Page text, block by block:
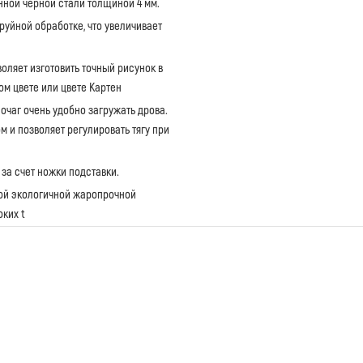
обработке, что увеличивает
изготовить точный рисунок в
цвете или цвете Картен
очень удобно загружать дрова.
позволяет регулировать тягу при
счет ножки подставки.
экологичной жаропрочной
t